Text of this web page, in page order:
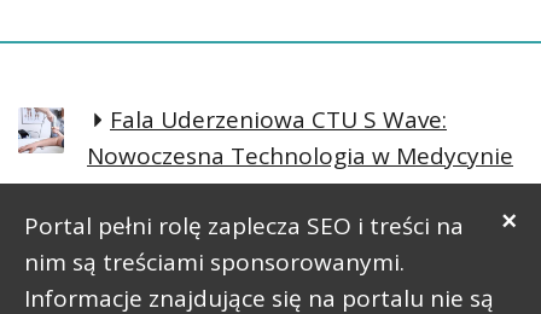
×
Portal pełni rolę zaplecza SEO i treści na
nim są treściami sponsorowanymi.
Informacje znajdujące się na portalu nie są
Fala Uderzeniowa CTU S Wave:
Nowoczesna Technologia w Medycynie
Regeneracyjnej
Prosta postawa lepsze samopoczucie